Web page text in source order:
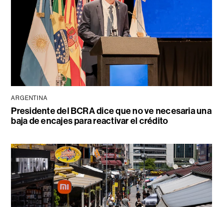
ARGENTINA
Presidente del BCRA dice que no ve necesaria una
baja de encajes para reactivar el crédito